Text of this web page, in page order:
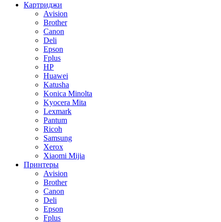
Картриджи
Avision
Brother
Canon
Deli
Epson
Fplus
HP
Huawei
Katusha
Konica Minolta
Kyocera Mita
Lexmark
Pantum
Ricoh
Samsung
Xerox
Xiaomi Mijia
Принтеры
Avision
Brother
Canon
Deli
Epson
Fplus